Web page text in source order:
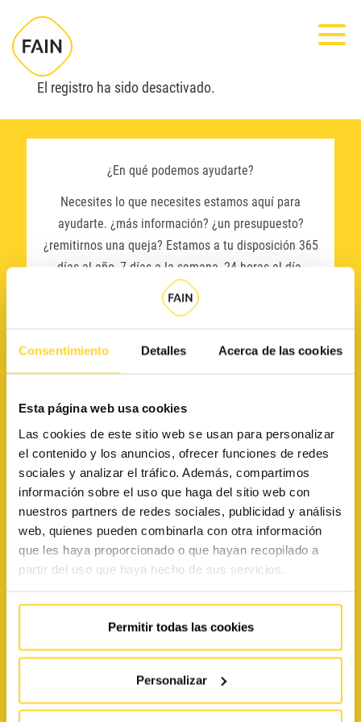
este
sitio
accesibilidad.
Consentimiento Detalles Acerca de las cookies
Esta página web usa cookies
Las cookies de este sitio web se usan para personalizar
el contenido y los anuncios, ofrecer funciones de redes
sociales y analizar el tráfico. Además, compartimos
información sobre el uso que haga del sitio web con
nuestros partners de redes sociales, publicidad y análisis
web, quienes pueden combinarla con otra información
que les haya proporcionado o que hayan recopilado a
partir del uso que haya hecho de sus servicios.
Permitir todas las cookies
Personalizar
El registro ha sido desactivado.
¿En qué podemos ayudarte?
Necesites lo que necesites estamos aquí para
ayudarte. ¿más información? ¿un presupuesto?
¿remitirnos una queja? Estamos a tu disposición 365
días al año, 7 días a la semana, 24 horas al día.
¡contacta con nosotros!
Atención 24h
Información
Whatsapp 914 093 101